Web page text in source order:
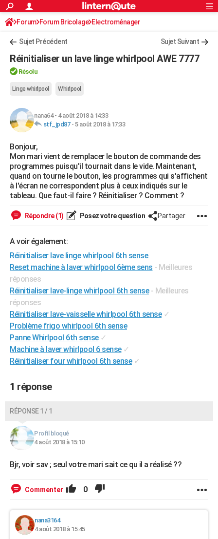
ACTUALITÉS
Politique
Société
Faits Divers
Education
Monde
Villes
+
Programme TV
TNTStreaming
Cinéma
Sorties cinéma
Musique
+FINANCE
Retraite
Impôts
Epargne
Immobilier
Risques naturels par ville
Banque
Assurance
Crédit
AUTO
Essais
Réserver un essai
Citadines
Berlines
SUV
Forum auto
HIGH-TECH
Mobiles
Meilleur smartphone
Internet
Ordinateurs
Jeux vidéo
Guide high-tech
BRICOLAGE
Forum
Aménagement intérieur
Extérieur
Cuisine
Salle de bains
Jardinage
Rangement
WEEK-END
Guides de France
Escapades
Patrimoine
Expositions
Musées
Week-end nature
LIFESTYLE
Art de vivre
Bien-être
Loisirs
Mode
Modes de vie
SANTE
VOYAGE
BONS PLANS
CARTE DE VOEUX
Carte de Noël
Carte Bonne année
Carte Saint-Valentin
Carte Pâques
Carte d'anniversaire
DICTIONNAIRE
Dictionnaire
Biographies
Citations
Expressions
Proverbes
PROGRAMME TV
COPAINS D'AVANT
S'inscrire
Se connecter
Lycées
Collèges
Primaires
Universités
Entreprises
Service militaire
Avis de recherche
FORUM
Bricolage
Lifestyle
Culture
Sport
Auto
Television
Voyage
Cinema
S'inscrire
Connexion
Forum Forum Bricolage Electroménager
Sujet Précédent Sujet Suivant
Réinitialiser un lave linge whirlpool AWE 7777
Résolu
Linge whirlpool Whirlpool
nana64- 4 août 2018 à 14:33
stf_jpd87- 5 août 2018 à 17:33
Bonjour,
Mon mari vient de remplacer le bouton de commande des
programmes puisqu'il tournait dans le vide. Maintenant,
quand on tourne le bouton, les programmes qui s'affichent
à l'écran ne correspondent plus à ceux indiqués sur le
tableau. Que faut-il faire ? Réinitialiser ? Comment ?
Répondre (1) Posez votre question Partager
A voir également:
Réinitialiser lave linge whirlpool 6th sense
Reset machine à laver whirlpool 6ème sens - Meilleures
réponses
Réinitialiser lave-linge whirlpool 6th sense - Meilleures
réponses
Réinitialiser lave-vaisselle whirlpool 6th sense ✓
Problème frigo whirlpool 6th sense
Panne Whirlpool 6th sense ✓
Machine à laver whirlpool 6 sense ✓
Réinitialiser four whirlpool 6th sense ✓
1 réponse
RÉPONSE 1 / 1
Profil bloqué
4 août 2018 à 15:10
Bjr, voir sav ; seul votre mari sait ce qu il a réalisé ??
Commenter 0
nana3164
4 août 2018 à 15:45